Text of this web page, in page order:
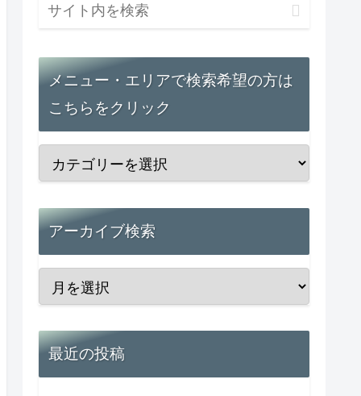
メニュー・エリアで検索希望の方は
こちらをクリック
アーカイブ検索
最近の投稿